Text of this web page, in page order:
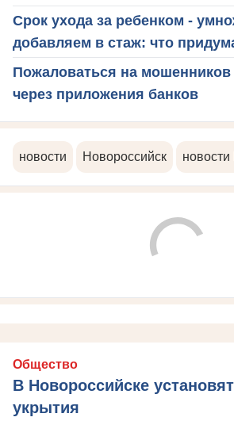
Срок ухода за ребенком -
добавляем в стаж: что
Пожаловаться на
через приложения банков
новости Новороссийск
Общество
В Новороссийске
укрытия